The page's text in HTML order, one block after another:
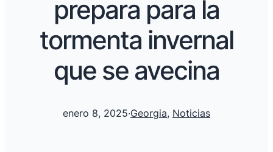
prepara para la
tormenta invernal
que se avecina
enero 8, 2025·Georgia, Noticias